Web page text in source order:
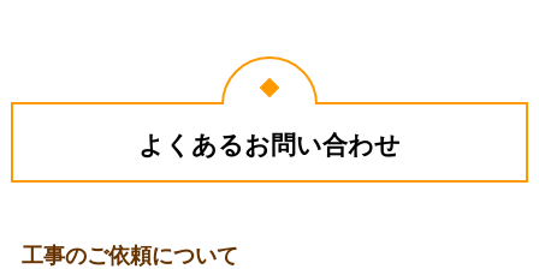
よくあるお問い合わせ
工事のご依頼について